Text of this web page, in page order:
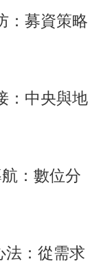
：募資策略
：中央與地
： 數位分
： 從需求